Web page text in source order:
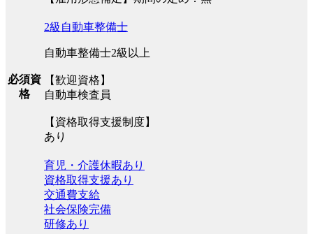
必須資
格
2級自動車整備士
自動車整備士2級以上
【歓迎資格】
自動車検査員
【資格取得支援制度】
あり
育児・介護休暇あり
資格取得支援あり
交通費支給
社会保険完備
研修あり